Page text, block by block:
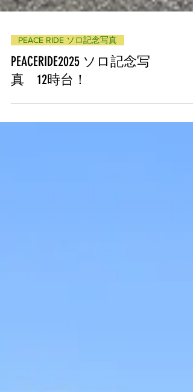
PEACE RIDE ソロ記念写真
PEACERIDE2025 ソロ記念写